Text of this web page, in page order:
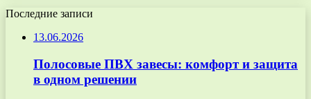
Последние записи
13.06.2026
Полосовые ПВХ завесы: комфорт и защита
в одном решении